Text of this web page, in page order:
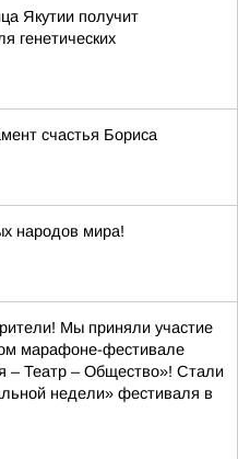
Якутии получит
генетических
счастья Бориса
народов мира!
Мы приняли участие
марафоне-фестивале
– Театр – Общество»! Стали
недели» фестиваля в